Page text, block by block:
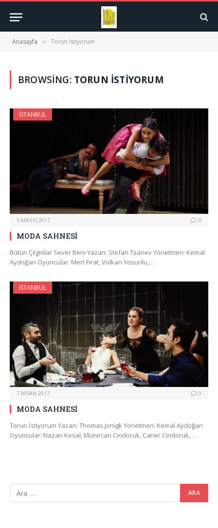
Anasayfa » Torun İstiyorum
BROWSING: TORUN İSTIYORUM
İSTANBUL
5 MAYIS 2017 0
MODA SAHNESİ
Bütün Çılgınlar Sever Beni Yazan: Stefan Tsanev Yönetmen: Kemal
Aydoğan Oyuncular: Mert Fırat, Volkan Yosunlu,…
İSTANBUL
7 NISAN 2017 0
MODA SAHNESİ
Torun İstiyorum Yazan: Thomas Jonigk Yönetmen: Kemal Aydoğan
Oyuncular: Nazan Kesal, Münircan Cindoruk, Caner Cindoruk,…